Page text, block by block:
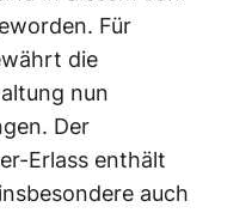
Für
die
nun
Der
Erlass enthält
auch